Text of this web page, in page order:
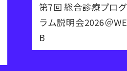
第7回 総合診療プログ
ラム説明会2026＠WE
B